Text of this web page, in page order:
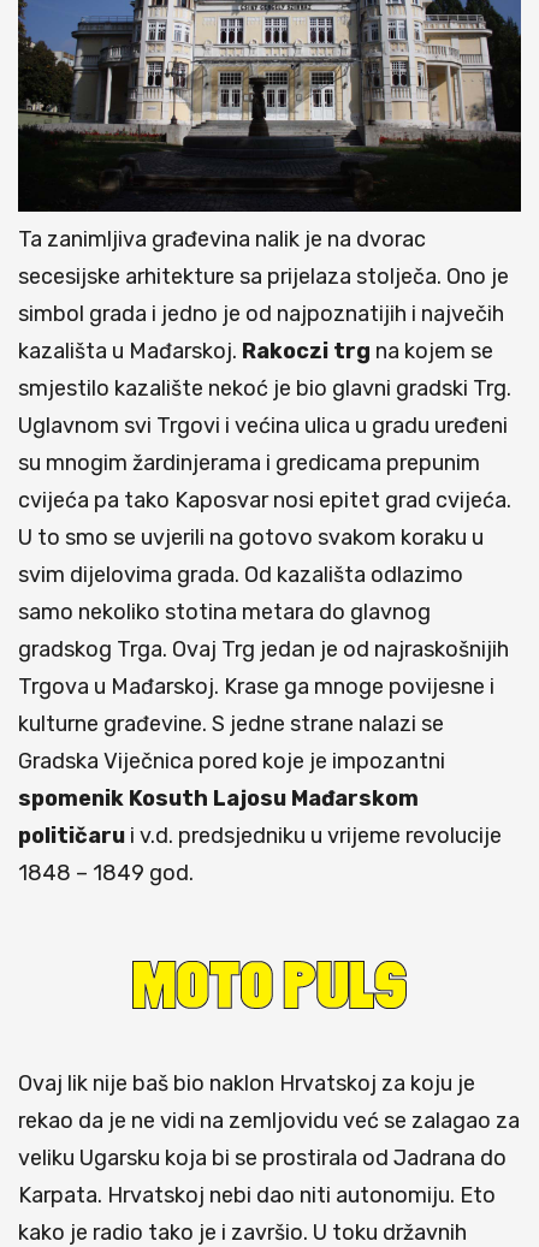
Ta zanimljiva građevina nalik je na dvorac
secesijske arhitekture sa prijelaza stolječa. Ono je
simbol grada i jedno je od najpoznatijih i največih
kazališta u Mađarskoj. Rakoczi trg na kojem se
smjestilo kazalište nekoć je bio glavni gradski Trg.
Uglavnom svi Trgovi i većina ulica u gradu uređeni
su mnogim žardinjerama i gredicama prepunim
cvijeća pa tako Kaposvar nosi epitet grad cvijeća.
U to smo se uvjerili na gotovo svakom koraku u
svim dijelovima grada. Od kazališta odlazimo
samo nekoliko stotina metara do glavnog
gradskog Trga. Ovaj Trg jedan je od najraskošnijih
Trgova u Mađarskoj. Krase ga mnoge povijesne i
kulturne građevine. S jedne strane nalazi se
Gradska Viječnica pored koje je impozantni
spomenik Kosuth Lajosu Mađarskom
političaru i v.d. predsjedniku u vrijeme revolucije
1848 – 1849 god.
Ovaj lik nije baš bio naklon Hrvatskoj za koju je
rekao da je ne vidi na zemljovidu već se zalagao za
veliku Ugarsku koja bi se prostirala od Jadrana do
Karpata. Hrvatskoj nebi dao niti autonomiju. Eto
kako je radio tako je i završio. U toku državnih